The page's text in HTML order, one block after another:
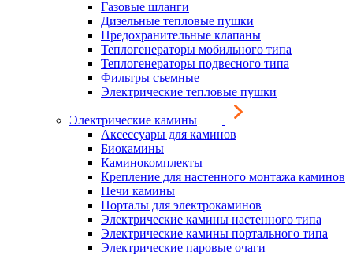
Газовые шланги
Дизельные тепловые пушки
Предохранительные клапаны
Теплогенераторы мобильного типа
Теплогенераторы подвесного типа
Фильтры съемные
Электрические тепловые пушки
Электрические камины
Аксессуары для каминов
Биокамины
Каминокомплекты
Крепление для настенного монтажа каминов
Печи камины
Порталы для электрокаминов
Электрические камины настенного типа
Электрические камины портального типа
Электрические паровые очаги